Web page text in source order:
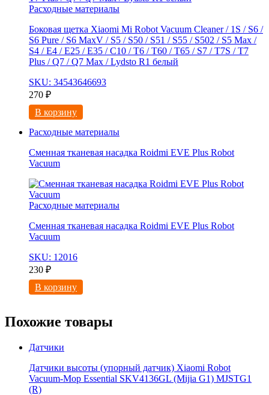
Расходные материалы
Боковая щетка Xiaomi Mi Robot Vacuum Cleaner / 1S / S6 /
S6 Pure / S6 MaxV / S5 / S50 / S51 / S55 / S502 / S5 Max /
S4 / E4 / E25 / E35 / C10 / T6 / T60 / T65 / S7 / T7S / T7
Plus / Q7 / Q7 Max / Lydsto R1 белый
SKU: 34543646693
270 ₽
В корзину
Расходные материалы
Сменная тканевая насадка Roidmi EVE Plus Robot
Vacuum
Расходные материалы
Сменная тканевая насадка Roidmi EVE Plus Robot
Vacuum
SKU: 12016
230 ₽
В корзину
Похожие товары
Датчики
Датчики высоты (упорный датчик) Xiaomi Robot
Vacuum-Mop Essential SKV4136GL (Mijia G1) MJSTG1
(R)